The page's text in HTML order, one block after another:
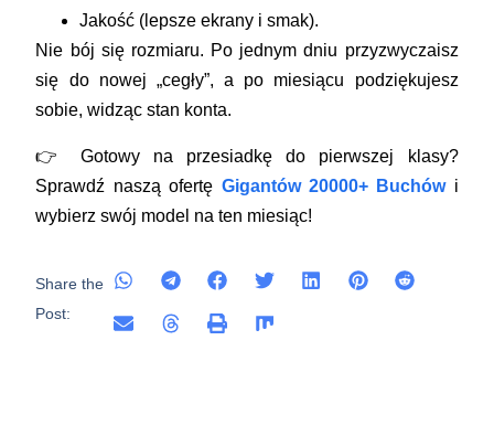
Jakość (lepsze ekrany i smak).
Nie bój się rozmiaru. Po jednym dniu przyzwyczaisz
się do nowej „cegły”, a po miesiącu podziękujesz
sobie, widząc stan konta.
👉 Gotowy na przesiadkę do pierwszej klasy?
Sprawdź naszą ofertę Gigantów 20000+ Buchówi
wybierz swój model na ten miesiąc!
Share the
Post: